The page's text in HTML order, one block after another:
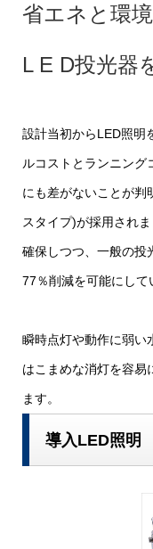
省エネと環
L E D投光器
設計当初からLED照明
ルコストとランニング
にも差がないことが判
スタイプ)が採用され
確保しつつ、一般の投
77％削減を可能にして
瞬時点灯や動作に弱い
はこまめな消灯を容易
ます。
導入LED照明